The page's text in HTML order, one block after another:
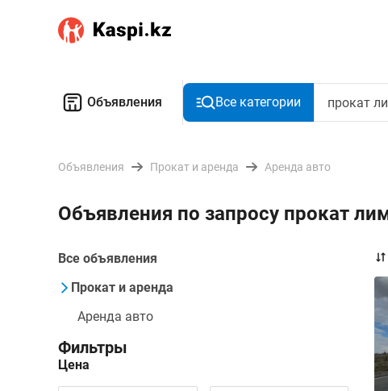
Объявления Все категории
Объявления Прокат и аренда Аренда авто
Объявления по запросу прокат
Все объявления
Прокат и аренда
Аренда авто
Фильтры
Цена